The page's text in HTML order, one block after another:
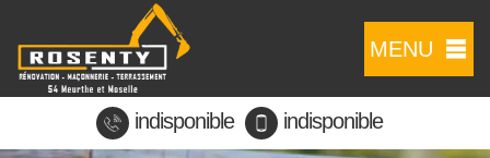
MENU
indisponible indisponible